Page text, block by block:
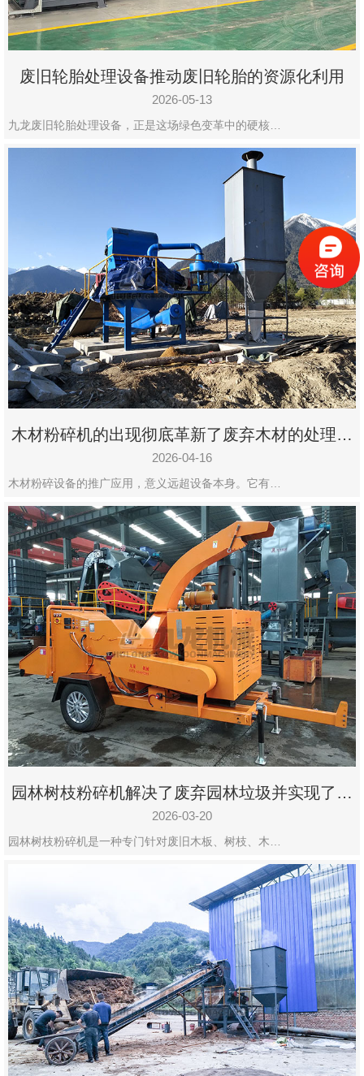
废旧轮胎处理设备推动废旧轮胎的资源化利用
2026-05-13
九龙废旧轮胎处理设备，正是这场绿色变革中的硬核…
木材粉碎机的出现彻底革新了废弃木材的处理模
式
2026-04-16
木材粉碎设备的推广应用，意义远超设备本身。它有…
园林树枝粉碎机解决了废弃园林垃圾并实现了再
利用
2026-03-20
园林树枝粉碎机是一种专门针对废旧木板、树枝、木…